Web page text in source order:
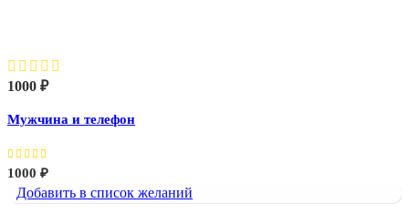
1000 ₽
Мужчина и телефон
1000 ₽
Добавить в список желаний